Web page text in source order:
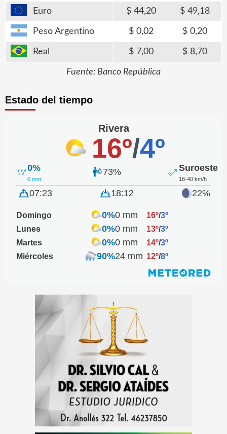
Euro 44,20 49,18
Peso Argentino 0,02 0,20
Real 7,00 8,70
Fuente: Banco República
Estado del tiempo
Rivera
16º/4º
0%
0 mm
73% Suroeste
18-40 km/h
07:23 18:12 22%
Domingo 0%0 mm 16º/3º
Lunes
0%0 mm 13º/3º
Martes
0%0 mm 14º/3º
Miércoles
90%24 mm 12º/8º